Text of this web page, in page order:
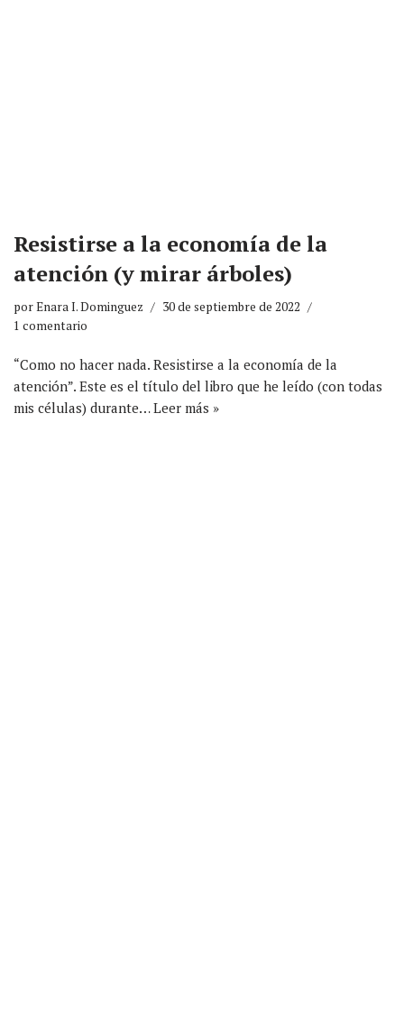
Resistirse a la economía de la
atención (y mirar árboles)
porEnara I. Dominguez
30 de septiembre de 2022
1 comentario
“Como no hacer nada. Resistirse a la economía de la
atención”. Este es el título del libro que he leído (con todas
mis células) durante…Leer más »